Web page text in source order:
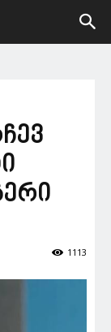
1113